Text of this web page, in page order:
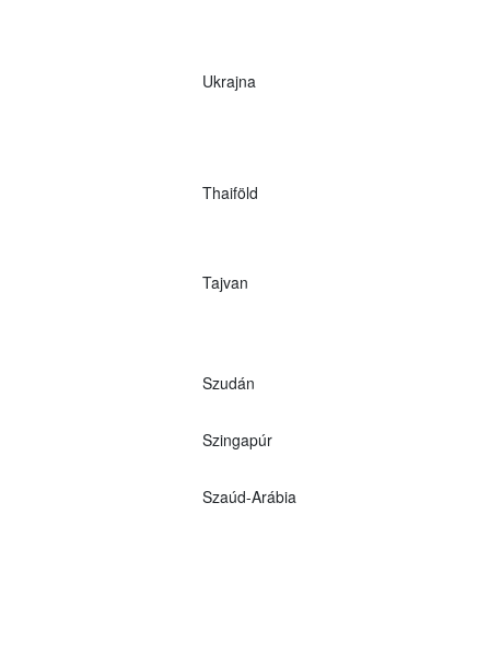
Ukrajna
Thaiföld
Tajvan
Szudán
Szingapúr
Szaúd-Arábia